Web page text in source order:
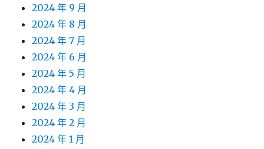
2024 年 9 月
2024 年 8 月
2024 年 7 月
2024 年 6 月
2024 年 5 月
2024 年 4 月
2024 年 3 月
2024 年 2 月
2024 年 1 月